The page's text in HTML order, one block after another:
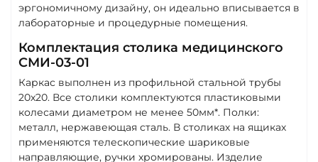
эргономичному дизайну, он идеально вписывается в
лабораторные и процедурные помещения.
Комплектация столика медицинского
СМИ-03-01
Каркас выполнен из профильной стальной трубы
20х20. Все столики комплектуются пластиковыми
колесами диаметром не менее 50мм*. Полки:
металл, нержавеющая сталь. В столиках на ящиках
применяются телескопические шариковые
направляющие, ручки хромированы. Изделие